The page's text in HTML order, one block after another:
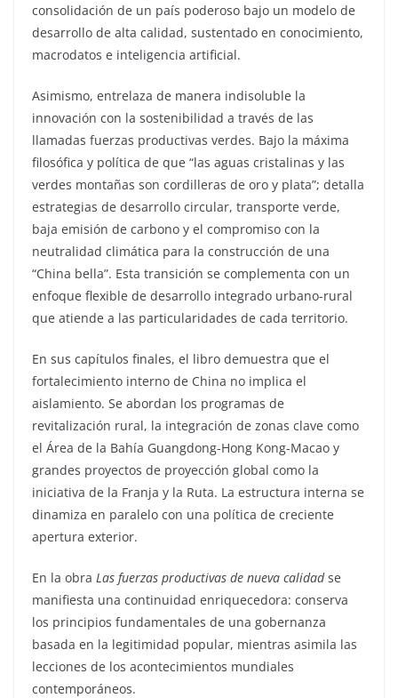
consolidación de un país poderoso bajo un modelo de
desarrollo de alta calidad, sustentado en conocimiento,
macrodatos e inteligencia artificial.
Asimismo, entrelaza de manera indisoluble la
innovación con la sostenibilidad a través de las
llamadas fuerzas productivas verdes. Bajo la máxima
filosófica y política de que “las aguas cristalinas y las
verdes montañas son cordilleras de oro y plata”; detalla
estrategias de desarrollo circular, transporte verde,
baja emisión de carbono y el compromiso con la
neutralidad climática para la construcción de una
“China bella”. Esta transición se complementa con un
enfoque flexible de desarrollo integrado urbano-rural
que atiende a las particularidades de cada territorio.
En sus capítulos finales, el libro demuestra que el
fortalecimiento interno de China no implica el
aislamiento. Se abordan los programas de
revitalización rural, la integración de zonas clave como
el Área de la Bahía Guangdong-Hong Kong-Macao y
grandes proyectos de proyección global como la
iniciativa de la Franja y la Ruta. La estructura interna se
dinamiza en paralelo con una política de creciente
apertura exterior.
En la obra Las fuerzas productivas de nueva calidadse
manifiesta una continuidad enriquecedora: conserva
los principios fundamentales de una gobernanza
basada en la legitimidad popular, mientras asimila las
lecciones de los acontecimientos mundiales
contemporáneos.